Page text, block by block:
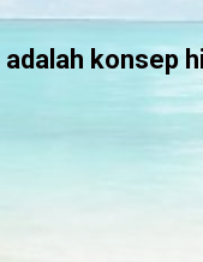
adalah konsep